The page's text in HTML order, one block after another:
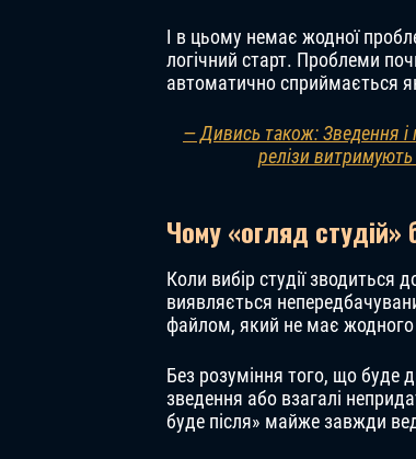
І в цьому немає жодної
логічний старт. Проблеми
автоматично сприймається
— Дивись також: Зведення і
релізи
Чому «огляд студій»
Коли вибір студії зводиться
виявляється
файлом, який не має жодного
Без розуміння того, що буде
зведення або взагалі
буде після» майже завжди